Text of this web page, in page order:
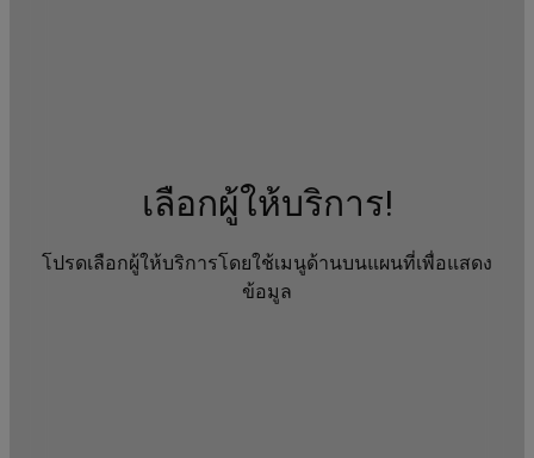
เลือกผู้ให้บริการ!
โปรดเลือกผู้ให้บริการโดยใช้เมนูด้านบนแผนที่เพื่อแสดง
ข้อมูล